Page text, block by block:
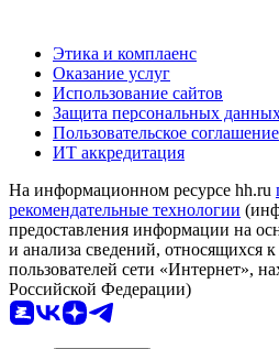
Этика и комплаенс
Оказание услуг
Использование сайтов
Защита персональных
Пользовательское соглашение
ИТ аккредитация
На информационном ресурсе hh.ru
рекомендательные технологии
предоставления информации на
и анализа сведений, относящихся
пользователей сети «Интернет»,
Российской Федерации)